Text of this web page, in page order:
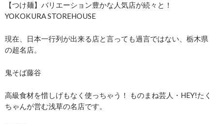
【つけ麺】バリエーション豊かな人気店が続々と！
YOKOKURA STOREHOUSE
現在、日本一行列が出来る店と言っても過言ではない、栃木県
の超名店。
鬼そば藤谷
高級食材を惜しげもなく使っちゃう！ ものまね芸人・HEY!たく
ちゃんが営む浅草の名店です。